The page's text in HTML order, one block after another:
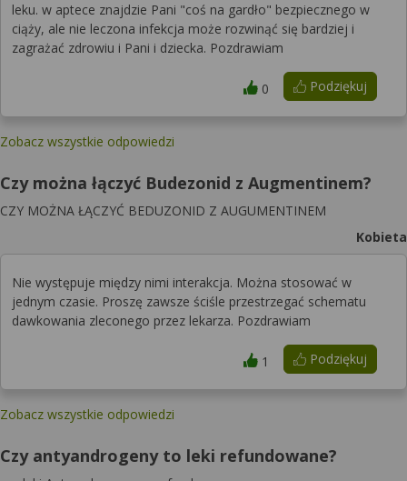
leku. w aptece znajdzie Pani "coś na gardło" bezpiecznego w
ciąży, ale nie leczona infekcja może rozwinąć się bardziej i
zagrażać zdrowiu i Pani i dziecka. Pozdrawiam
Podziękuj
0
Zobacz wszystkie odpowiedzi
Czy można łączyć Budezonid z Augmentinem?
CZY MOŻNA ŁĄCZYĆ BEDUZONID Z AUGUMENTINEM
Kobieta
Nie występuje między nimi interakcja. Można stosować w
jednym czasie. Proszę zawsze ściśle przestrzegać schematu
dawkowania zleconego przez lekarza. Pozdrawiam
Podziękuj
1
Zobacz wszystkie odpowiedzi
Czy antyandrogeny to leki refundowane?